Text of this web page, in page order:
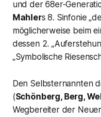
und der 68er-
Mahlers 8. Sinfonie
möglicherweise beim
dessen 2.
„Symbolische
Den Selbsternannten
(Schönberg, Berg,
Wegbereiter der